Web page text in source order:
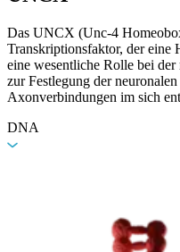
Das UNCX (Unc-4
Transkriptionsfaktor, der eine
eine wesentliche Rolle bei
zur Festlegung der
Axonverbindungen im sich
DNA